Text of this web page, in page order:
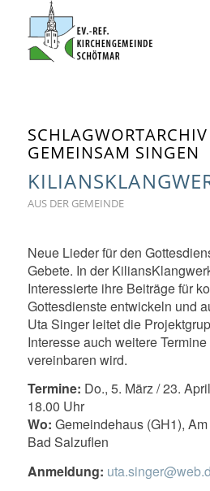
GEMEINSAM SINGEN
AUS DER GEMEINDE
Neue Lieder für den
Gebete. In der
Interessierte ihre Beiträge für
Gottesdienste entwickeln und
Uta Singer leitet die
Interesse auch weitere
vereinbaren wird.
Termine: Do., 5. März / 23.
18.00 Uhr
Wo: Gemeindehaus (GH1),
Bad Salzuflen
Anmeldung: